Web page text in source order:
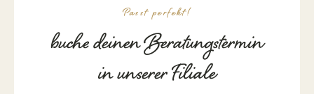
Passt perfekt!
buche deinen Beratungstermin
in unserer Filiale